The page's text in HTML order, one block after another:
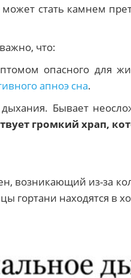
стать камнем
что:
опасного для
апноэ сна.
дыхания. Бывает
громкий храп,
возникающий из-за
гортани находятся в